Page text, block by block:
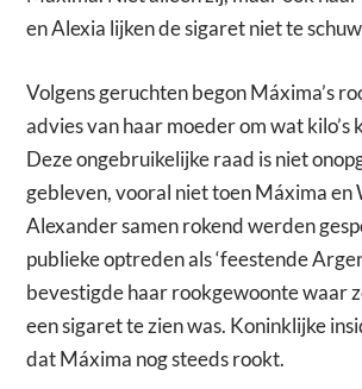
en Alexia lijken de sigaret niet te
Volgens geruchten begon Máxima’s
advies van haar moeder om wat kilo’s
Deze ongebruikelijke raad is niet
gebleven, vooral niet toen Máxima en
Alexander samen rokend werden
publieke optreden als ‘feestende
bevestigde haar rookgewoonte waar
een sigaret te zien was. Koninklijke
dat Máxima nog steeds rookt.